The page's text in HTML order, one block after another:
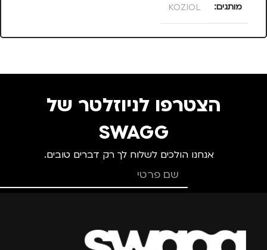
מותגים KOZIOL
הצטרפו לניוזלטר של
SWAGG
אנחנו הולכים לשלוח לך רק דברים טובים.